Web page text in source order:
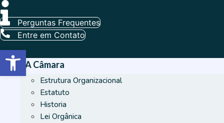
Ir
para
o
conteúdo
Perguntas Frequentes
Entre em Contato
A Câmara
Estrutura Organizacional
Estatuto
Historia
Lei Orgânica
Barra de Ferramentas Aberta